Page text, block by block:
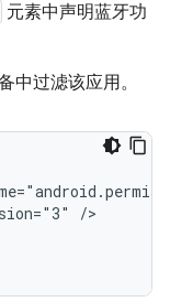
元素中声明蓝牙功
中过滤该应用。